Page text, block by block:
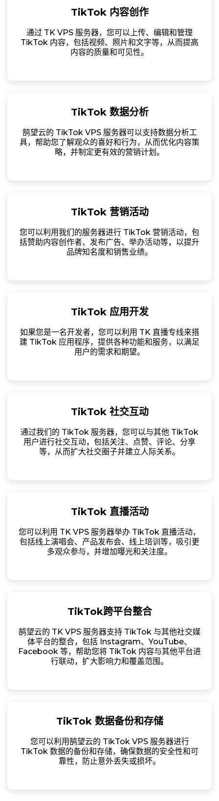
TikTok 内容创作
通过 TK VPS 服务器，您可以上传、编辑和管理
TikTok 内容，包括视频、照片和文字等，从而提高
内容的质量和可见性。
TikTok 数据分析
鹄望云的 TikTok VPS 服务器可以支持数据分析工
具，帮助您了解观众的喜好和行为，从而优化内容策
略，并制定更有效的营销计划。
TikTok 营销活动
您可以利用我们的服务器进行 TikTok 营销活动，包
括赞助内容创作者、发布广告、举办活动等，以提升
品牌知名度和销售业绩。
TikTok 应用开发
如果您是一名开发者，您可以利用 TK 直播专线来搭
建 TikTok 应用程序，提供各种功能和服务，以满足
用户的需求和期望。
TikTok 社交互动
通过我们的 TikTok 服务器，您可以与其他 TikTok
用户进行社交互动，包括关注、点赞、评论、分享
等，从而扩大社交圈子并建立人际关系。
TikTok 直播活动
您可以利用 TK VPS 服务器举办 TikTok 直播活动，
包括线上演唱会、产品发布会、线上培训等，吸引更
多观众参与，并增加曝光和关注度。
TikTok跨平台整合
鹄望云的 TK VPS 服务器支持 TikTok 与其他社交媒
体平台的整合，包括 Instagram、YouTube、
Facebook 等，帮助您将 TikTok 内容与其他平台进
行联动，扩大影响力和覆盖范围。
TikTok 数据备份和存储
您可以利用鹄望云的 TikTok VPS 服务器进行
TikTok 数据的备份和存储，确保数据的安全性和可
靠性，防止意外丢失或损坏。